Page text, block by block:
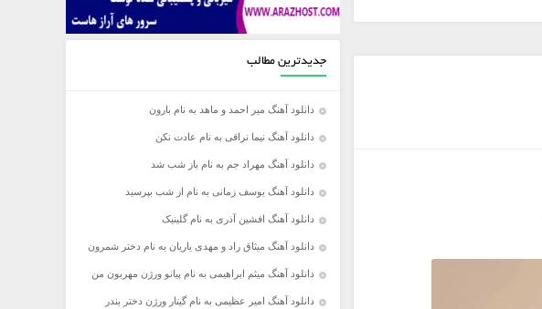
جدیدترین مطالب
دانلود آهنگ میر احمد و ماهد به نام بارون
دانلود آهنگ نیما نراقی به نام عادت نکن
دانلود آهنگ مهراد جم به نام باز شب شد
دانلود آهنگ یوسف زمانی به نام از شب بپرسید
دانلود آهنگ افشین آذری به نام گلینیک
دانلود آهنگ میثاق راد و مهدی یاریان به نام دختر شمرون
دانلود آهنگ میثم ابراهیمی به نام پیانو ورژن مهربون من
دانلود آهنگ امیر عظیمی به نام گیتار ورژن دختر بندر